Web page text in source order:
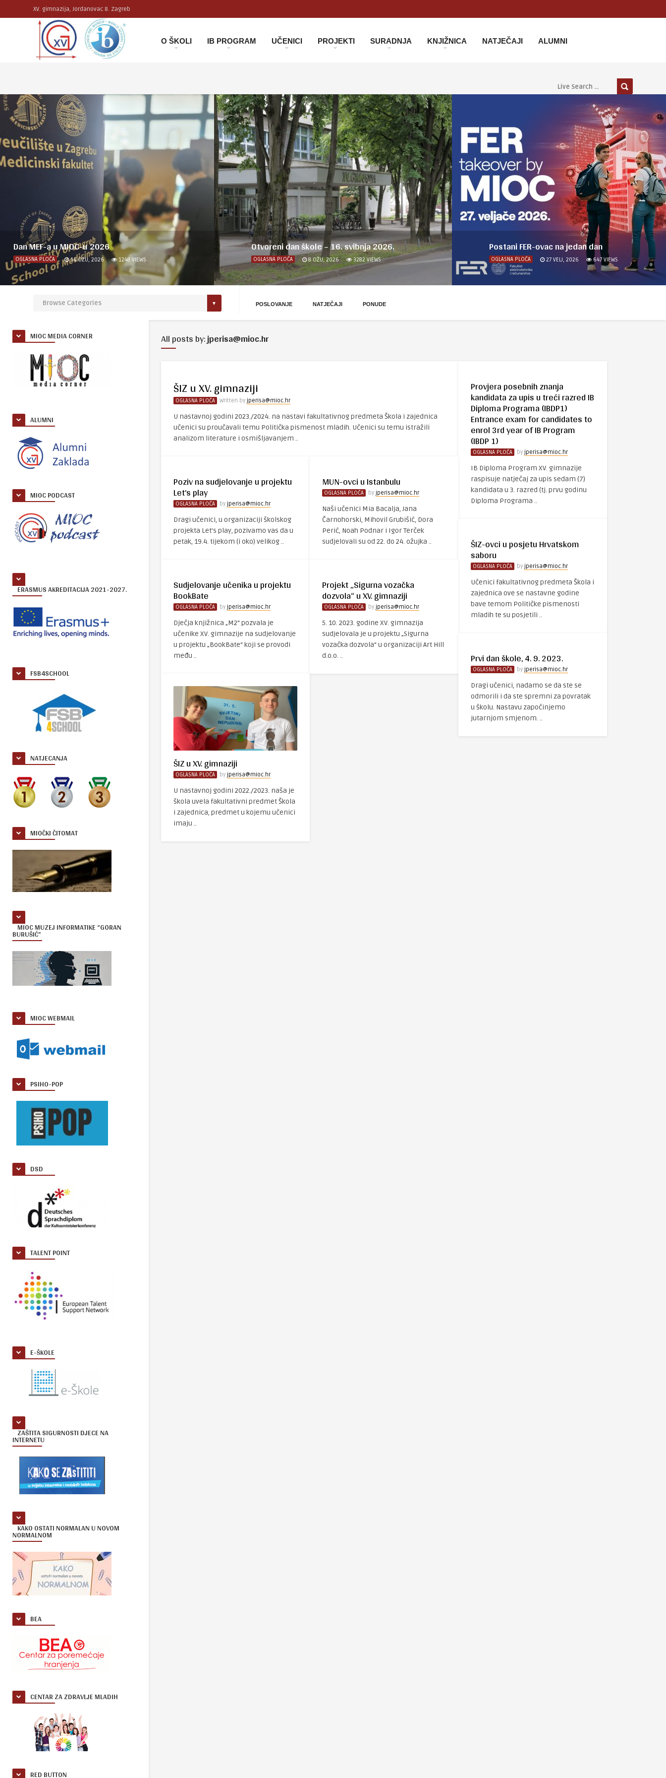
XV. gimnazija, Jordanovac 8. Zagreb
O ŠKOLI IB PROGRAM UČENICI PROJEKTI SURADNJA KNJIŽNICA NATJEČAJI ALUMNI
Dan MEF-a u MIOC-u 2026
OGLASNA PLOČA 14 OŽU, 2026 1248 VIEWS
Otvoreni dan škole – 16. svibnja 2026.
OGLASNA PLOČA 8 OŽU, 2026 3282 VIEWS
Postani FER-ovac na jedan dan
OGLASNA PLOČA 27 VELJ, 2026 647 VIEWS
POSLOVANJE NATJEČAJI PONUDE
MIOC MEDIA CORNER
ALUMNI
MIOC PODCAST
ERASMUS AKREDITACIJA 2021-2027.
FSB4SCHOOL
NATJECANJA
MIOČKI ČITOMAT
MIOC MUZEJ INFORMATIKE “GORAN
BURUŠIĆ”
MIOC WEBMAIL
PSIHO-POP
DSD
TALENT POINT
E-ŠKOLE
ZAŠTITA SIGURNOSTI DJECE NA
INTERNETU
KAKO OSTATI NORMALAN U NOVOM
NORMALNOM
BEA
CENTAR ZA ZDRAVLJE MLADIH
RED BUTTON
All posts by:jperisa@mioc.hr
ŠIZ u XV. gimnaziji
OGLASNA PLOČA Written by jperisa@mioc.hr
U nastavnoj godini 2023./2024. na nastavi fakultativnog predmeta Škola i zajednica
učenici su proučavali temu Politička pismenost mladih. Učenici su temu istražili
analizom literature i osmišljavanjem ..
Provjera posebnih znanja
kandidata za upis u treći razred IB
Diploma Programa (IBDP1)
Entrance exam for candidates to
enrol 3rd year of IB Program
(IBDP 1)
OGLASNA PLOČA by jperisa@mioc.hr
IB Diploma Program XV. gimnazije
raspisuje natječaj za upis sedam (7)
kandidata u 3. razred (tj. prvu godinu
Diploma Programa ..
Poziv na sudjelovanje u projektu
Let’s play
OGLASNA PLOČA by jperisa@mioc.hr
Dragi učenici, u organizaciji školskog
projekta Let’s play, pozivamo vas da u
petak, 19.4. tijekom (i oko) velikog ..
MUN-ovci u Istanbulu
OGLASNA PLOČA by jperisa@mioc.hr
Naši učenici Mia Bacalja, Jana
Čarnohorski, Mihovil Grubišić, Dora
Perić, Noah Podnar i Igor Terček
sudjelovali su od 22. do 24. ožujka ..
ŠIZ-ovci u posjetu Hrvatskom
saboru
OGLASNA PLOČA by jperisa@mioc.hr
Učenici fakultativnog predmeta Škola i
zajednica ove se nastavne godine
bave temom Političke pismenosti
mladih te su posjetili ..
Sudjelovanje učenika u projektu
BookBate
OGLASNA PLOČA by jperisa@mioc.hr
Dječja knjižnica „M2“ pozvala je
učenike XV. gimnazije na sudjelovanje
u projektu „BookBate“ koji se provodi
među ..
Projekt „Sigurna vozačka
dozvola“ u XV. gimnaziji
OGLASNA PLOČA by jperisa@mioc.hr
5. 10. 2023. godine XV. gimnazija
sudjelovala je u projektu „Sigurna
vozačka dozvola“ u organizaciji Art Hill
d.o.o. ..
Prvi dan škole, 4. 9. 2023.
OGLASNA PLOČA by jperisa@mioc.hr
Dragi učenici, nadamo se da ste se
odmorili i da ste spremni za povratak
u školu. Nastavu započinjemo
jutarnjom smjenom. ..
ŠIZ u XV. gimnaziji
OGLASNA PLOČA by jperisa@mioc.hr
U nastavnoj godini 2022./2023. naša je
škola uvela fakultativni predmet Škola
i zajednica, predmet u kojemu učenici
imaju ..